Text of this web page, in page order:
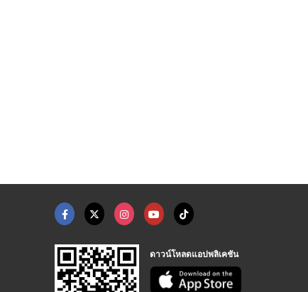
ดาวน์โหลดแอปพลิเคชัน